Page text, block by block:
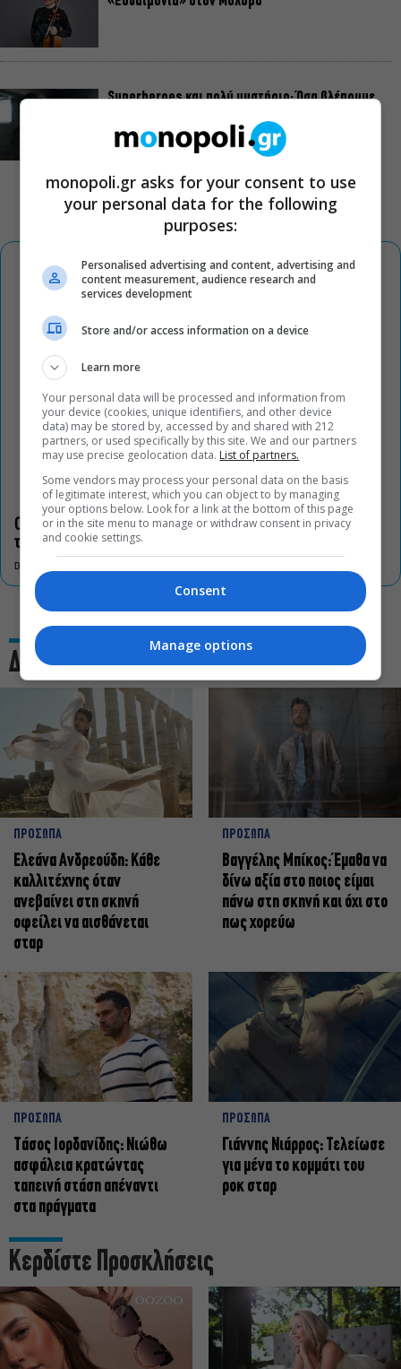
Superheroes και πολύ μυστήριο: Όσα βλέπουμε
Οι «Τρωάδες» στην Επίδαυρο αλλάζουν την αντίληψη για
τον πολιτισμό
DON'T MISS
Δες και αυτό
ΠΡΟΣΩΠΑ
Ελεάνα Ανδρεούδη: Κάθε
καλλιτέχνης όταν
ανεβαίνει στη σκηνή
οφείλει να αισθάνεται
σταρ
ΠΡΟΣΩΠΑ
Βαγγέλης Μπίκος: Έμαθα να
δίνω αξία στο ποιος είμαι
πάνω στη σκηνή και όχι στο
πως χορεύω
ΠΡΟΣΩΠΑ
Tάσος Ιορδανίδης: Νιώθω
ασφάλεια κρατώντας
ταπεινή στάση απέναντι
στα πράγματα
ΠΡΟΣΩΠΑ
Γιάννης Νιάρρος: Τελείωσε
για μένα το κομμάτι του
ροκ σταρ
Κερδίστε Προσκλήσεις
monopoli.gr asks for your consent to use
your personal data for the following
purposes:
Personalised advertising and content, advertising and
content measurement, audience research and
services development
Store and/or access information on a device
Learn more
Your personal data will be processed and information from
your device (cookies, unique identifiers, and other device
data) may be stored by, accessed by and shared with 212
partners, or used specifically by this site. We and our partners
may use precise geolocation data. List of partners.
Some vendors may process your personal data on the basis
of legitimate interest, which you can object to by managing
your options below. Look for a link at the bottom of this page
or in the site menu to manage or withdraw consent in privacy
and cookie settings.
Consent
Manage options